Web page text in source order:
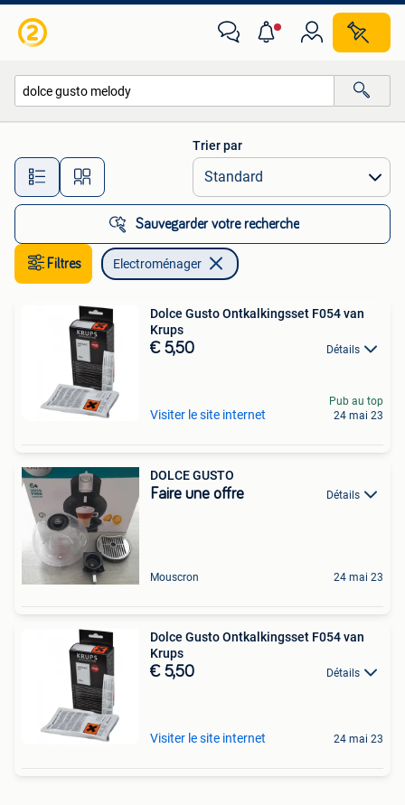
Toutes les distances…
Trier par
Sauvegarder votre recherche
Filtres Electroménager
Dolce Gusto Ontkalkingsset F054 van
Krups
€ 5,50 Détails
Visiter le site internet
Pub au top
24 mai 23
DOLCE GUSTO
Faire une offre Détails
Mouscron 24 mai 23
Dolce Gusto Ontkalkingsset F054 van
Krups
€ 5,50 Détails
Visiter le site internet 24 mai 23